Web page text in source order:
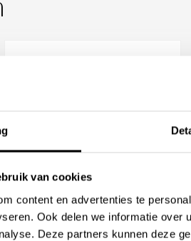
van cookies
content en advertenties te
Ook delen we informatie
Deze partners kunnen deze
Luca Sanitair Globo
GLSETFNS02N Forty3